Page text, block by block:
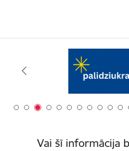
Vai šī informācija